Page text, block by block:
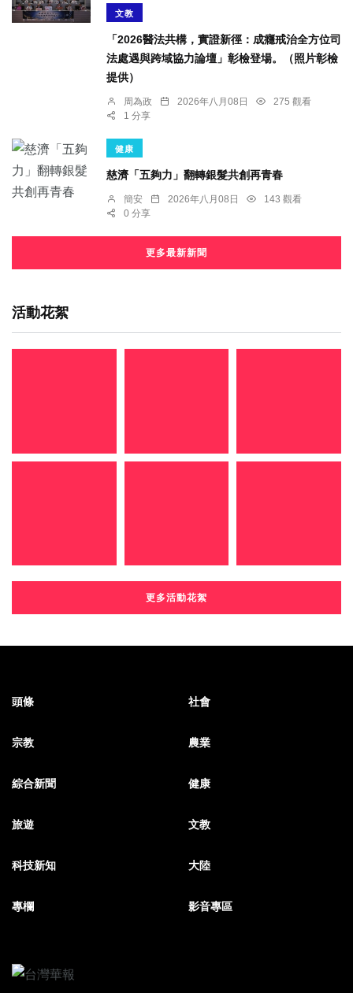
文教
「2026醫法共構，實證新徑：成癮戒治全方位司
法處遇與跨域協力論壇」彰檢登場。（照片彰檢
提供）
周為政 2026年八月08日
275 觀看
1 分享
健康
慈濟「五夠力」翻轉銀髮共創再青春
簡安 2026年八月08日
143 觀看
0 分享
更多最新新聞
活動花絮
更多活動花絮
頭條 社會
宗教 農業
綜合新聞 健康
旅遊 文教
科技新知 大陸
專欄 影音專區